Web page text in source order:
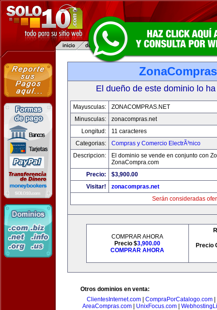
El dueño de este dominio lo
Mayusculas:
ZONACOMPRAS.NET
Minusculas:
zonacompras.net
Longitud:
11 caracteres
Categorias:
Compras y Comercio ElectrÃ³nico
Descripcion:
El dominio se vende en conjunto con
ZonaCompra.com
Precio:
$3,900.00
Visitar!
zonacompras.net
Serán consideradas
COMPRAR AHORA
Precio $3,900.00
COMPRAR AHORA
Precio
Otros dominios en venta:
ClientesInternet.com
CompraPorCatalogo.com
AreaCompras.com
UnixFocus.com